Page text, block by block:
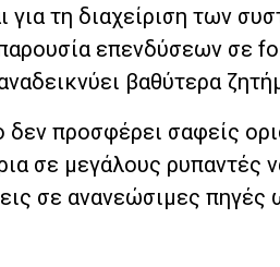
τη διαχείριση των
επενδύσεων σε
βαθύτερα
προσφέρει σαφείς
σε μεγάλους ρυπαντές
σε ανανεώσιμες πηγές